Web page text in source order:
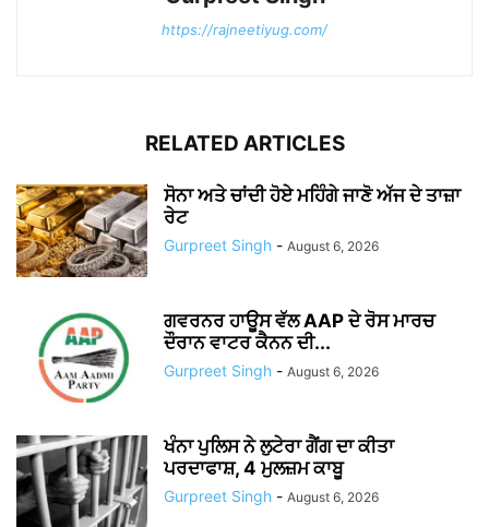
https://rajneetiyug.com/
RELATED ARTICLES
ਸੋਨਾ ਅਤੇ ਚਾਂਦੀ ਹੋਏ ਮਹਿੰਗੇ ਜਾਣੋ ਅੱਜ ਦੇ ਤਾਜ਼ਾ
ਰੇਟ
Gurpreet Singh - August 6, 2026
ਗਵਰਨਰ ਹਾਊਸ ਵੱਲ AAP ਦੇ ਰੋਸ ਮਾਰਚ
ਦੌਰਾਨ ਵਾਟਰ ਕੈਨਨ ਦੀ...
Gurpreet Singh - August 6, 2026
ਖੰਨਾ ਪੁਲਿਸ ਨੇ ਲੁਟੇਰਾ ਗੈਂਗ ਦਾ ਕੀਤਾ
ਪਰਦਾਫਾਸ਼, 4 ਮੁਲਜ਼ਮ ਕਾਬੂ
Gurpreet Singh - August 6, 2026